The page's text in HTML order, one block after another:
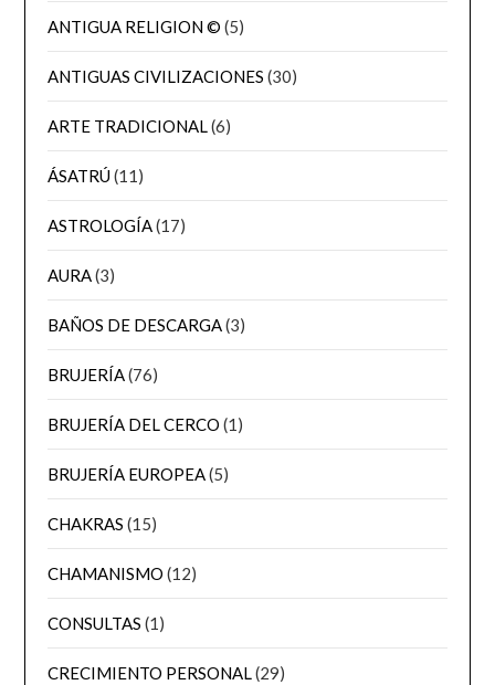
ANTIGUA RELIGION © (5)
ANTIGUAS CIVILIZACIONES (30)
ARTE TRADICIONAL(6)
ÁSATRÚ(11)
ASTROLOGÍA(17)
AURA(3)
BAÑOS DE DESCARGA(3)
BRUJERÍA(76)
BRUJERÍA DEL CERCO (1)
BRUJERÍA EUROPEA(5)
CHAKRAS (15)
CHAMANISMO (12)
CONSULTAS (1)
CRECIMIENTO PERSONAL(29)